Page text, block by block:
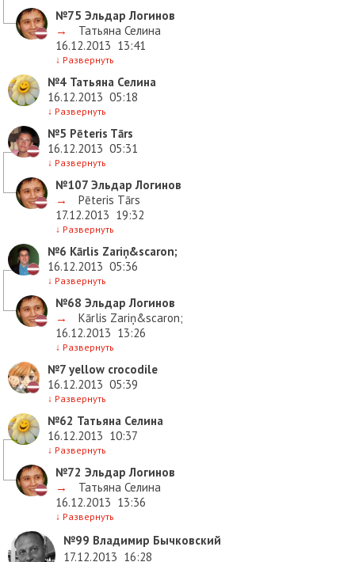
№75 Эльдар Логинов
→
Татьяна Селина
16.12.2013 13:41
↓ Развернуть
№4 Татьяна Селина
16.12.2013 05:18
↓ Развернуть
№5 Pēteris Tārs
16.12.2013 05:31
↓ Развернуть
№107 Эльдар Логинов
→
Pēteris Tārs
17.12.2013 19:32
↓ Развернуть
№6 Kārlis Zariņ&scaron;
16.12.2013 05:36
↓ Развернуть
№68 Эльдар Логинов
→
Kārlis Zariņ&scaron;
16.12.2013 13:26
↓ Развернуть
№7 yellow crocodile
16.12.2013 05:39
↓ Развернуть
№62 Татьяна Селина
16.12.2013 10:37
↓ Развернуть
№72 Эльдар Логинов
→
Татьяна Селина
16.12.2013 13:36
↓ Развернуть
№99 Владимир Бычковский
17.12.2013 16:28